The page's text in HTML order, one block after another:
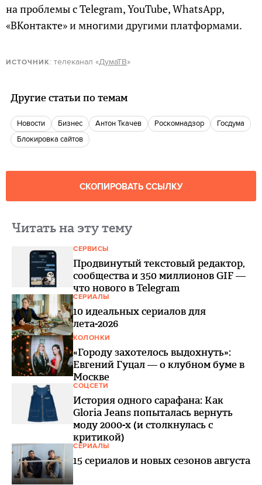
на проблемы с Telegram, YouTube, WhatsApp,
«ВКонтакте» и многими другими платформами.
ИСТОЧНИК: телеканал «ДумаТВ»
Другие статьи по темам
новости бизнес Антон Ткачев Роскомнадзор
госдума
Блокировка сайтов
СКОПИРОВАТЬ ССЫЛКУ
Читать на эту тему
СЕРВИСЫ
Продвинутый текстовый редактор,
сообщества и 350 миллионов GIF —
что нового в Telegram
СЕРИАЛЫ
10 идеальных сериалов для
лета-2026
КОЛОНКИ
«Городу захотелось выдохнуть»:
Евгений Гуцал — о клубном буме в
Москве
СОЦСЕТИ
История одного сарафана: Как
Gloria Jeans попыталась вернуть
моду 2000-х (и столкнулась с
критикой)
СЕРИАЛЫ
15 сериалов и новых сезонов августа